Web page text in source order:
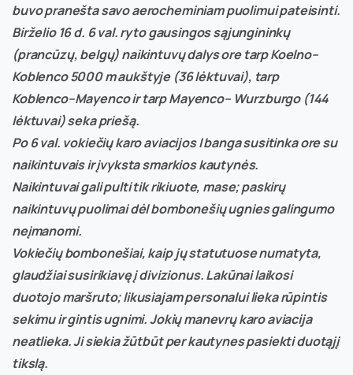
buvo pranešta savo aerocheminiam puolimui pateisinti.
Birželio 16 d. 6 val. ryto gausingos sąjungininkų
(prancūzų, belgų) naikintuvų dalys ore tarp Koelno–
Koblenco 5000 m aukštyje (36 lėktuvai), tarp
Koblenco–Mayenco ir tarp Mayenco– Wurzburgo (144
lėktuvai) seka priešą.
Po 6 val. vokiečių karo aviacijos I banga susitinka ore su
naikintuvais ir įvyksta smarkios kautynės.
Naikintuvai gali pulti tik rikiuote, mase; paskirų
naikintuvų puolimai dėl bombonešių ugnies galingumo
neįmanomi.
Vokiečių bombonešiai, kaip jų statutuose numatyta,
glaudžiai susirikiavę į divizionus. Lakūnai laikosi
duotojo maršruto; likusiajam personalui lieka rūpintis
sekimu ir gintis ugnimi. Jokių manevrų karo aviacija
neatlieka. Ji siekia žūtbūt per kautynes pasiekti duotąjį
tikslą.